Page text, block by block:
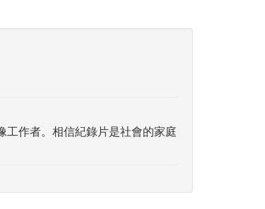
作者。相信紀錄片是社會的家庭